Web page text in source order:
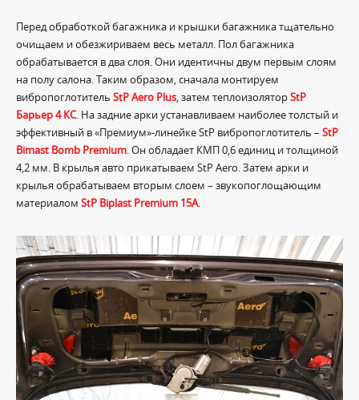
Перед обработкой багажника и крышки багажника тщательно
очищаем и обезжириваем весь металл. Пол багажника
обрабатывается в два слоя. Они идентичны двум первым слоям
на полу салона. Таким образом, сначала монтируем
вибропоглотитель StP Aero Plus, затем теплоизоляторStP
Барьер 4 КС. На задние арки устанавливаем наиболее толстый и
эффективный в «Премиум»-линейке StP вибропоглотитель – StP
Bimast Bomb Premium. Он обладает КМП 0,6 единиц и толщиной
4,2 мм. В крылья авто прикатываем StP Aero. Затем арки и
крылья обрабатываем вторым слоем – звукопоглощающим
материалом StP Biplast Premium 15A.